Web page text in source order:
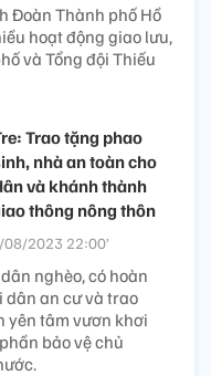
Đoàn Thành phố Hồ
hoạt động giao lưu,
và Tổng đội Thiếu
Trao tặng phao
nhà an toàn cho
và khánh thành
thông nông thôn
08/2023 22:00’
nghèo, có hoàn
dân an cư và trao
yên tâm vươn khơi
bảo vệ chủ